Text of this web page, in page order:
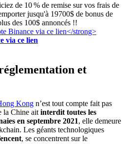
de 10 % de remise sur vos frais de
jusqu'à 19700$ de bonus de
des 100$ annoncés !!
via ce lien
et
Kong n’est tout compte fait pas
la Chine ait interdit toutes les
en septembre 2021, elle demeure
Les géants technologiques
, se concentrent sur le